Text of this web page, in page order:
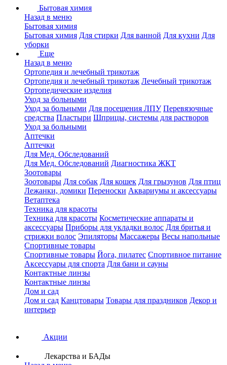
Бытовая химия
Назад в меню
Бытовая химия
Бытовая химия Для стирки Для ванной Для кухни Для
уборки
Еще
Назад в меню
Ортопедия и лечебный трикотаж
Ортопедия и лечебный трикотаж Лечебный трикотаж
Ортопедические изделия
Уход за больными
Уход за больными Для посещения ЛПУ Перевязочные
средства Пластыри Шприцы, системы для растворов
Уход за больными
Аптечки
Аптечки
Для Мед. Обследований
Для Мед. Обследований Диагностика ЖКТ
Зоотовары
Зоотовары Для собак Для кошек Для грызунов Для птиц
Лежанки, домики Переноски Аквариумы и аксессуары
Ветаптека
Техника для красоты
Техника для красоты Косметические аппараты и
аксессуары Приборы для укладки волос Для бритья и
стрижки волос Эпиляторы Массажеры Весы напольные
Спортивные товары
Спортивные товары Йога, пилатес Спортивное питание
Аксессуары для спорта Для бани и сауны
Контактные линзы
Контактные линзы
Дом и сад
Дом и сад Канцтовары Товары для праздников Декор и
интерьер
Акции
Лекарства и БАДы